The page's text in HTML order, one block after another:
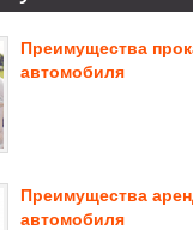
Преимущества
автомобиля
Преимущества
автомобиля